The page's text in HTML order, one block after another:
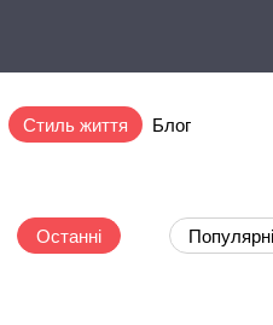
Стиль життя Блог
Останні Популярні